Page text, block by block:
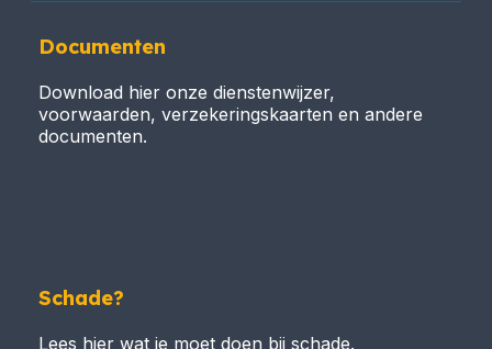
Documenten
Download hier onze dienstenwijzer,
voorwaarden, verzekeringskaarten en andere
documenten.
Schade?
Lees hier wat je moet doen bij schade.